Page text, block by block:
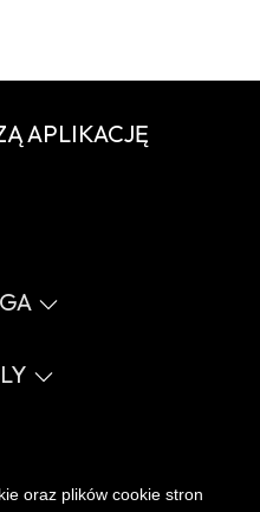
APLIKACJĘ
rozmiarach
oraz plików cookie stron